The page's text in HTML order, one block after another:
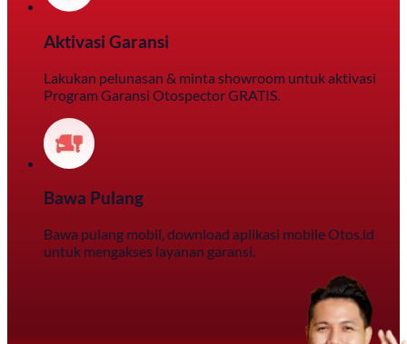
Aktivasi Garansi
Lakukan pelunasan & minta showroom untuk aktivasi
Program Garansi Otospector GRATIS.
Bawa Pulang
Bawa pulang mobil, download aplikasi mobile Otos.id
untuk mengakses layanan garansi.